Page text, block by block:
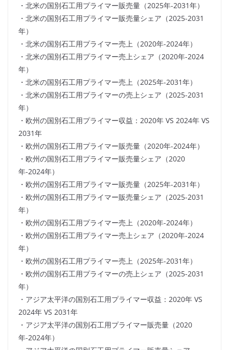
・北米の国別石工用プライマー販売量（2025年-2031年）
・北米の国別石工用プライマー販売量シェア（2025-2031
年）
・北米の国別石工用プライマー売上（2020年-2024年）
・北米の国別石工用プライマー売上シェア（2020年-2024
年）
・北米の国別石工用プライマー売上（2025年-2031年）
・北米の国別石工用プライマーの売上シェア（2025-2031
年）
・欧州の国別石工用プライマー収益：2020年 VS 2024年 VS
2031年
・欧州の国別石工用プライマー販売量（2020年-2024年）
・欧州の国別石工用プライマー販売量シェア（2020
年-2024年）
・欧州の国別石工用プライマー販売量（2025年-2031年）
・欧州の国別石工用プライマー販売量シェア（2025-2031
年）
・欧州の国別石工用プライマー売上（2020年-2024年）
・欧州の国別石工用プライマー売上シェア（2020年-2024
年）
・欧州の国別石工用プライマー売上（2025年-2031年）
・欧州の国別石工用プライマーの売上シェア（2025-2031
年）
・アジア太平洋の国別石工用プライマー収益：2020年 VS
2024年 VS 2031年
・アジア太平洋の国別石工用プライマー販売量（2020
年-2024年）